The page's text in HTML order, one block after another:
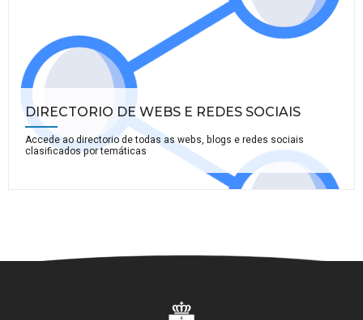
DIRECTORIO DE WEBS E REDES SOCIAIS
Accede ao directorio de todas as webs, blogs e redes sociais
clasificados por temáticas